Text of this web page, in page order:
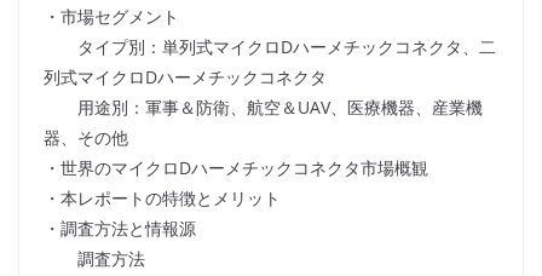
・市場セグメント
タイプ別：単列式マイクロDハーメチックコネクタ、二
列式マイクロDハーメチックコネクタ
用途別：軍事＆防衛、航空＆UAV、医療機器、産業機
器、その他
・世界のマイクロDハーメチックコネクタ市場概観
・本レポートの特徴とメリット
・調査方法と情報源
調査方法